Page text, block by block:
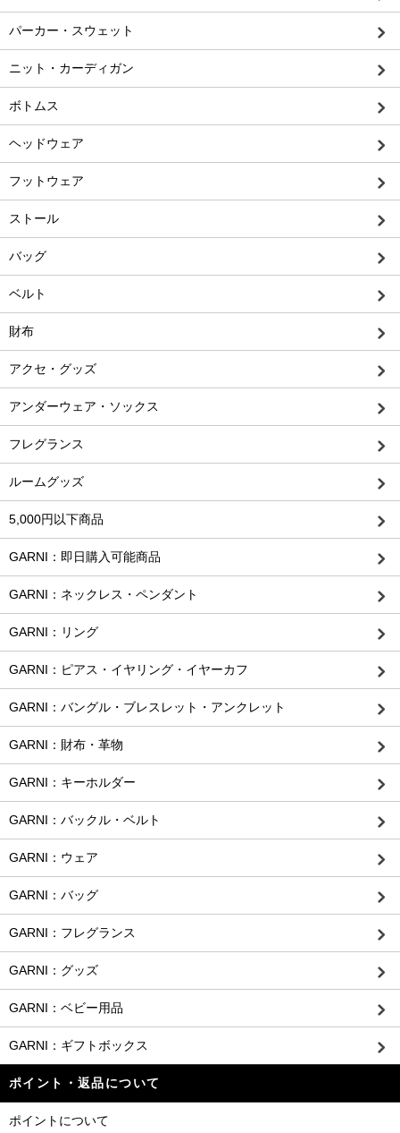
パーカー・スウェット
ニット・カーディガン
ボトムス
ヘッドウェア
フットウェア
ストール
バッグ
ベルト
財布
アクセ・グッズ
アンダーウェア・ソックス
フレグランス
ルームグッズ
5,000円以下商品
GARNI：即日購入可能商品
GARNI：ネックレス・ペンダント
GARNI：リング
GARNI：ピアス・イヤリング・イヤーカフ
GARNI：バングル・ブレスレット・アンクレット
GARNI：財布・革物
GARNI：キーホルダー
GARNI：バックル・ベルト
GARNI：ウェア
GARNI：バッグ
GARNI：フレグランス
GARNI：グッズ
GARNI：ベビー用品
GARNI：ギフトボックス
ポイント・返品について
ポイントについて